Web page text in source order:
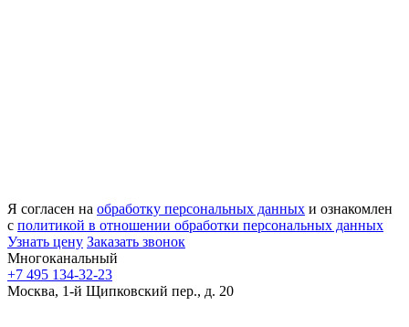
Я согласен на обработку персональных данных и ознакомлен
с политикой в отношении обработки персональных данных
Узнать цену Заказать звонок
Многоканальный
+7 495 134-32-23
Москва, 1-й Щипковский пер., д. 20